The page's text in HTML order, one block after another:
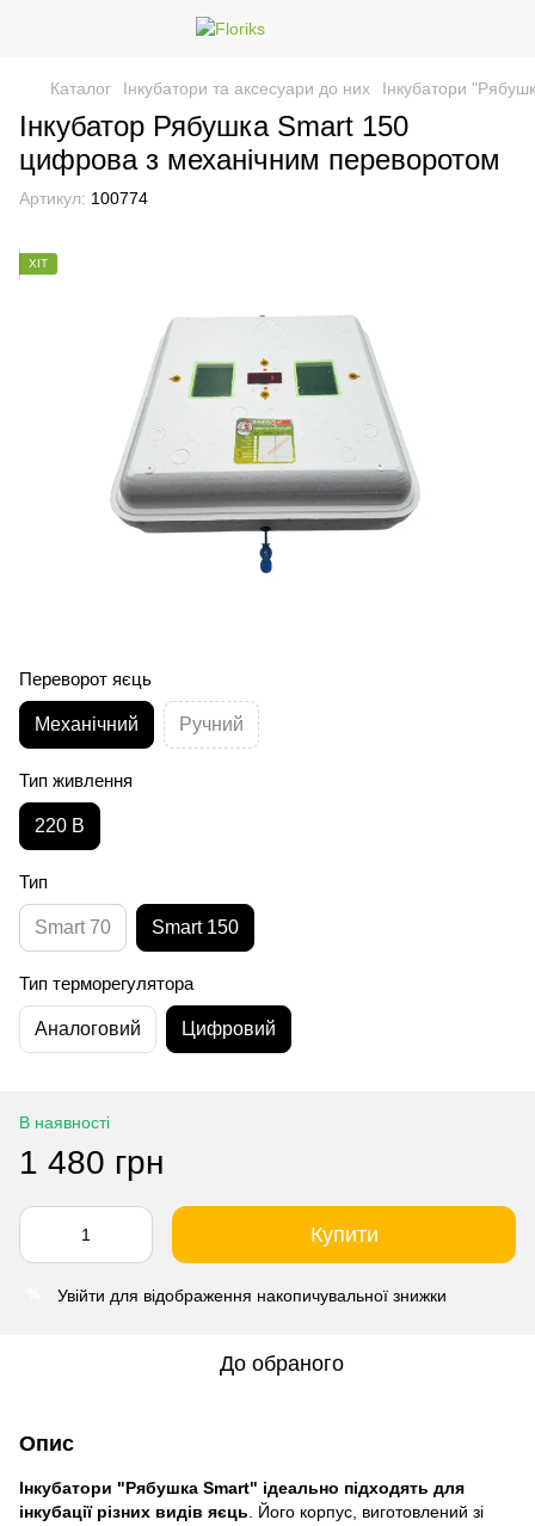
Каталог Інкубатори та аксесуари до них Інкубатори
Інкубатор Рябушка Smart 150
цифрова з механічним переворотом
Артикул: 100774
ХІТ
Переворот яєць
Механічний Ручний
Тип живлення
220 В
Тип
Smart 70 Smart 150
Тип терморегулятора
Аналоговий Цифровий
В наявності
1 480 грн
Купити
Увійти для відображення накопичувальної знижки
До обраного
Опис
Інкубатори "Рябушка Smart" ідеально підходять для
інкубації різних видів яєць . Його корпус, виготовлений зі